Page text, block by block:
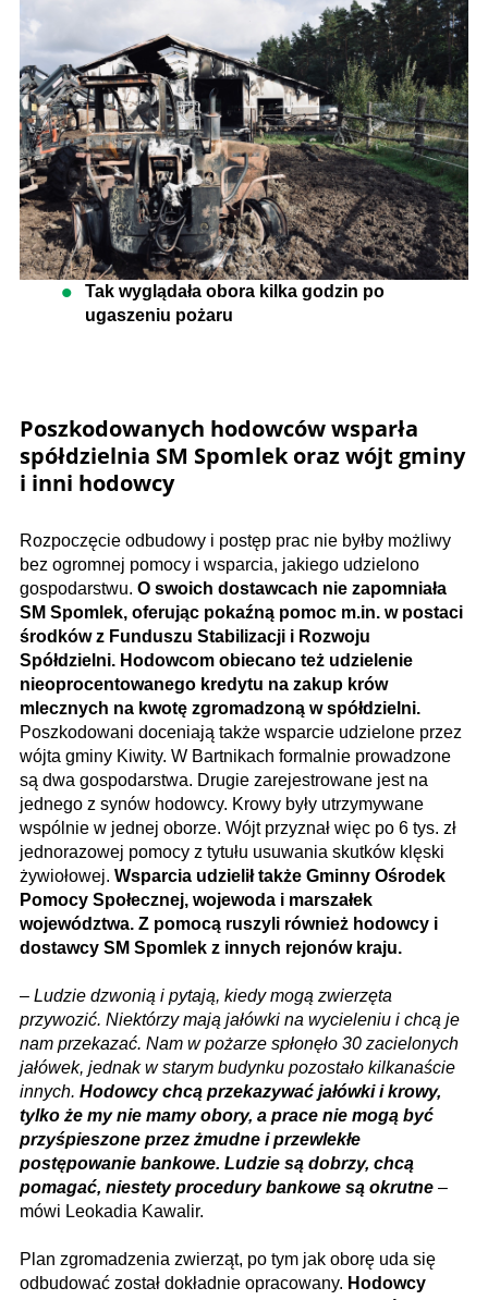
Tak wyglądała obora kilka godzin po
ugaszeniu pożaru
Poszkodowanych hodowców wsparła
spółdzielnia SM Spomlek oraz wójt gminy
i inni hodowcy
Rozpoczęcie odbudowy i postęp prac nie byłby możliwy
bez ogromnej pomocy i wsparcia, jakiego udzielono
gospodarstwu. O swoich dostawcach nie zapomniała
SM Spomlek, oferując pokaźną pomoc m.in. w postaci
środków z Funduszu Stabilizacji i Rozwoju
Spółdzielni. Hodowcom obiecano też udzielenie
nieoprocentowanego kredytu na zakup krów
mlecznych na kwotę zgromadzoną w spółdzielni.
Poszkodowani doceniają także wsparcie udzielone przez
wójta gminy Kiwity. W Bartnikach formalnie prowadzone
są dwa gospodarstwa. Drugie zarejestrowane jest na
jednego z synów hodowcy. Krowy były utrzymywane
wspólnie w jednej oborze. Wójt przyznał więc po 6 tys. zł
jednorazowej pomocy z tytułu usuwania skutków klęski
żywiołowej. Wsparcia udzielił także Gminny Ośrodek
Pomocy Społecznej, wojewoda i marszałek
województwa. Z pomocą ruszyli również hodowcy i
dostawcy SM Spomlek z innych rejonów kraju.
– Ludzie dzwonią i pytają, kiedy mogą zwierzęta
przywozić. Niektórzy mają jałówki na wycieleniu i chcą je
nam przekazać. Nam w pożarze spłonęło 30 zacielonych
jałówek, jednak w starym budynku pozostało kilkanaście
innych. Hodowcy chcą przekazywać jałówki i krowy,
tylko że my nie mamy obory, a prace nie mogą być
przyśpieszone przez żmudne i przewlekłe
postępowanie bankowe. Ludzie są dobrzy, chcą
pomagać, niestety procedury bankowe są okrutne –
mówi Leokadia Kawalir.
Plan zgromadzenia zwierząt, po tym jak oborę uda się
odbudować został dokładnie opracowany. Hodowcy